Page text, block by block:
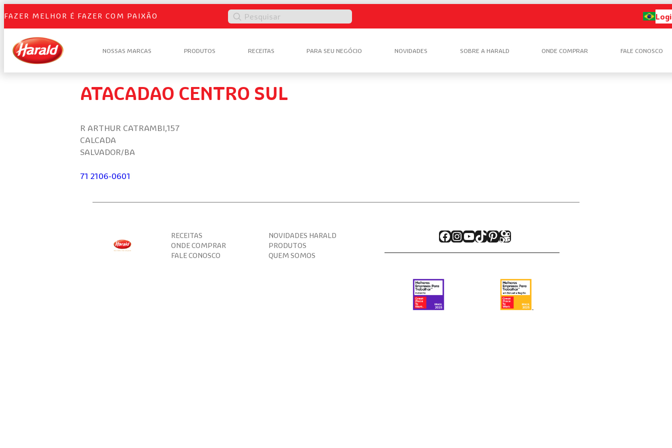
FAZER MELHOR É FAZER COM PAIXÃO Pesquisar
NOSSAS MARCAS PRODUTOS RECEITAS PARA SEU NEGÓCIO NOVIDADES SOBRE A HARALD ONDE COMPRAR FALE CONOSCO
ATACADAO CENTRO SUL
R ARTHUR CATRAMBI,157
CALCADA
SALVADOR/BA
71 2106-0601
RECEITAS
NOVIDADES HARALD
ONDE COMPRAR
PRODUTOS
FALE CONOSCO
QUEM SOMOS
Facebook
Instagram
Youtube
TikTok
Pinterest
Kwai